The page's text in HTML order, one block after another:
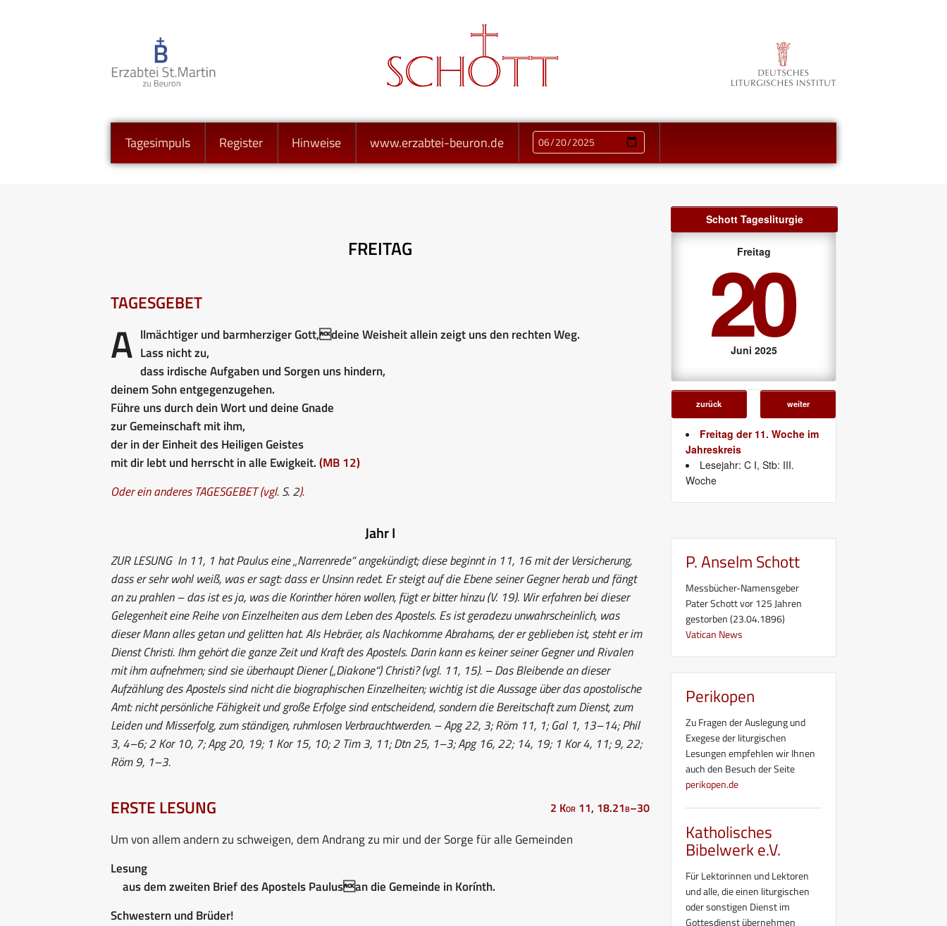
Tagesimpuls Register Hinweise www.erzabtei-beuron.de
FREITAG
TAGESGEBET
A llmächtiger und barmherziger Gott,deine Weisheit allein zeigt uns den rechten Weg.
Lass nicht zu,
dass irdische Aufgaben und Sorgen uns hindern,
deinem Sohn entgegenzugehen.
Führe uns durch dein Wort und deine Gnade
zur Gemeinschaft mit ihm,
der in der Einheit des Heiligen Geistes
mit dir lebt und herrscht in alle Ewigkeit.(MB 12)
Oder ein anderes TAGESGEBET (vgl.S. 2).
Jahr I
ZUR LESUNGIn 11, 1 hat Paulus eine „Narrenrede“ angekündigt; diese beginnt in 11, 16 mit der Versicherung,
dass er sehr wohl weiß, was er sagt: dass er Unsinn redet. Er steigt auf die Ebene seiner Gegner herab und fängt
an zu prahlen – das ist es ja, was die Korinther hören wollen, fügt er bitter hinzu (V. 19). Wir erfahren bei dieser
Gelegenheit eine Reihe von Einzelheiten aus dem Leben des Apostels. Es ist geradezu unwahrscheinlich, was
dieser Mann alles getan und gelitten hat. Als Hebräer, als Nachkomme Abrahams, der er geblieben ist, steht er im
Dienst Christi. Ihm gehört die ganze Zeit und Kraft des Apostels. Darin kann es keiner seiner Gegner und Rivalen
mit ihm aufnehmen; sind sie überhaupt Diener („Diakone“) Christi? (vgl. 11, 15). – Das Bleibende an dieser
Aufzählung des Apostels sind nicht die biographischen Einzelheiten; wichtig ist die Aussage über das apostolische
Amt: nicht persönliche Fähigkeit und große Erfolge sind entscheidend, sondern die Bereitschaft zum Dienst, zum
Leiden und Misserfolg, zum ständigen, ruhmlosen Verbrauchtwerden. – Apg 22, 3; Röm 11, 1; Gal 1, 13–14; Phil
3, 4–6; 2 Kor 10, 7; Apg 20, 19; 1 Kor 15, 10; 2 Tim 3, 11; Dtn 25, 1–3; Apg 16, 22; 14, 19; 1 Kor 4, 11; 9, 22;
Röm 9, 1–3.
ERSTE LESUNG 2 Kor 11, 18.21b–30
Um von allem andern zu schweigen, dem Andrang zu mir und der Sorge für alle Gemeinden
Lesung
aus dem zweiten Brief des Apostels Paulusan die Gemeinde in Korínth.
Schwestern und Brüder!
Schott Tagesliturgie
Freitag
20
Juni 2025
zurück weiter
Freitag der 11. Woche im
Jahreskreis
Lesejahr: C I, Stb: III.
Woche
P. Anselm Schott
Messbücher-Namensgeber
Pater Schott vor 125 Jahren
gestorben (23.04.1896)
Vatican News
Perikopen
Zu Fragen der Auslegung und
Exegese der liturgischen
Lesungen empfehlen wir Ihnen
auch den Besuch der Seite
perikopen.de
Katholisches
Bibelwerk e.V.
Für Lektorinnen und Lektoren
und alle, die einen liturgischen
oder sonstigen Dienst im
Gottesdienst übernehmen